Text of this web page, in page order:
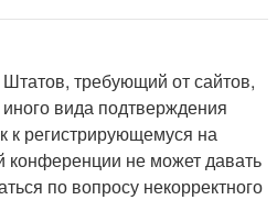
требующий от сайтов,
вида подтверждения
к регистрирующемуся на
конференции не может давать
по вопросу некорректного